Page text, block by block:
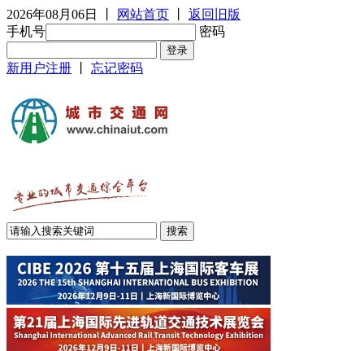
2026年08月06日 网站首页
返回旧版
手机号
密码
新用户注册 忘记密码